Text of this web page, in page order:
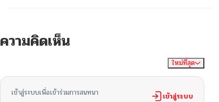
ความคิดเห็น
ใหม่ที่สุด
เข้าสู่ระบบเพื่อเข้าร่วมการสนทนา เข้าสู่ระบบ